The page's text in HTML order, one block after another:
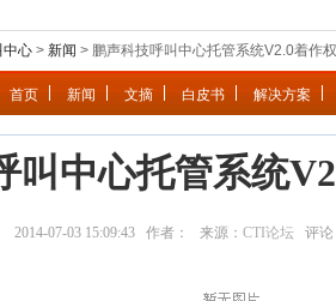
中心 > 新闻 > 鹏声科技呼叫中心托管系统V2.0着作
首页 新闻 文摘 白皮书 解决方案
叫中心托管系统
2014-07-03 15:09:43 作者： 来源： CTI论坛 评论